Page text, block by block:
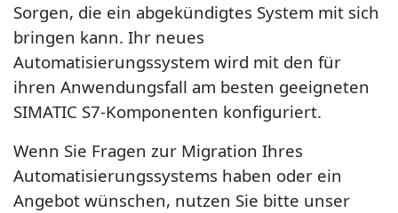
Sorgen, die ein abgekündigtes System mit sich
bringen kann. Ihr neues
Automatisierungssystem wird mit den für
ihren Anwendungsfall am besten geeigneten
SIMATIC S7-Komponenten konfiguriert.
Wenn Sie Fragen zur Migration Ihres
Automatisierungssystems haben oder ein
Angebot wünschen, nutzen Sie bitte unser